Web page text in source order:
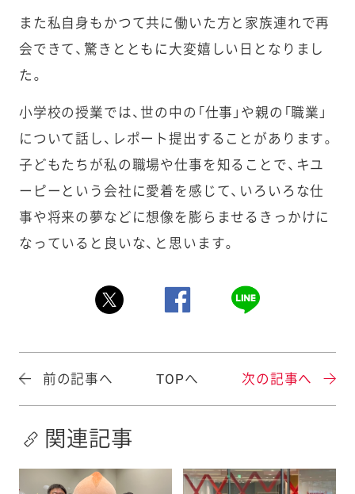
また私自身もかつて共に働いた方と家族連れで再
会できて、驚きとともに大変嬉しい日となりまし
た。
小学校の授業では、世の中の「仕事」や親の「職業」
について話し、レポート提出することがあります。
子どもたちが私の職場や仕事を知ることで、キユ
ーピーという会社に愛着を感じて、いろいろな仕
事や将来の夢などに想像を膨らませるきっかけに
なっていると良いな、と思います。
前の記事へ TOPへ 次の記事へ
関連記事